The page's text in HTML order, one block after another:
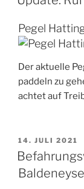
Pegel
Der aktuelle
paddeln zu
achtet auf
AM
14. JULI 2021